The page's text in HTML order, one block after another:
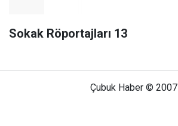
Sokak Röportajları 13
Çubuk Haber © 2007